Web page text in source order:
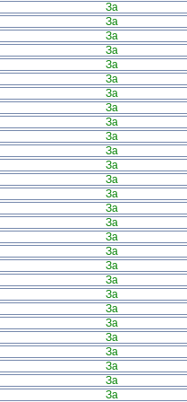
За
За
За
За
За
За
За
За
За
За
За
За
За
За
За
За
За
За
За
За
За
За
За
За
За
За
За
За